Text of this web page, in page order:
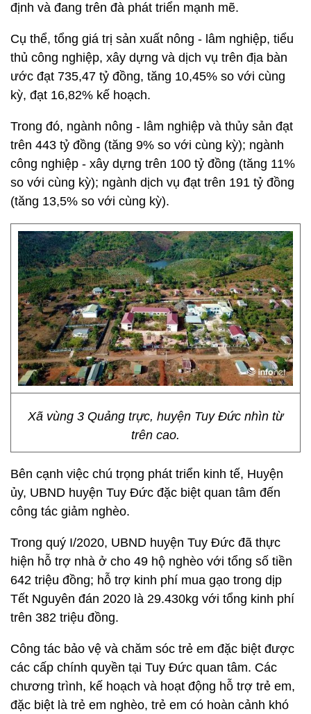
định và đang trên đà phát triển mạnh mẽ.
Cụ thể, tổng giá trị sản xuất nông - lâm nghiệp, tiểu
thủ công nghiệp, xây dựng và dịch vụ trên địa bàn
ước đạt 735,47 tỷ đồng, tăng 10,45% so với cùng
kỳ, đạt 16,82% kế hoạch.
Trong đó, ngành nông - lâm nghiệp và thủy sản đạt
trên 443 tỷ đồng (tăng 9% so với cùng kỳ); ngành
công nghiệp - xây dựng trên 100 tỷ đồng (tăng 11%
so với cùng kỳ); ngành dịch vụ đạt trên 191 tỷ đồng
(tăng 13,5% so với cùng kỳ).
Xã vùng 3 Quảng trực, huyện Tuy Đức nhìn từ
trên cao.
Bên cạnh việc chú trọng phát triển kinh tế, Huyện
ủy, UBND huyện Tuy Đức đặc biệt quan tâm đến
công tác giảm nghèo.
Trong quý I/2020, UBND huyện Tuy Đức đã thực
hiện hỗ trợ nhà ở cho 49 hộ nghèo với tổng số tiền
642 triệu đồng; hỗ trợ kinh phí mua gạo trong dịp
Tết Nguyên đán 2020 là 29.430kg với tổng kinh phí
trên 382 triệu đồng.
Công tác bảo vệ và chăm sóc trẻ em đặc biệt được
các cấp chính quyền tại Tuy Đức quan tâm. Các
chương trình, kế hoạch và hoạt động hỗ trợ trẻ em,
đặc biệt là trẻ em nghèo, trẻ em có hoàn cảnh khó